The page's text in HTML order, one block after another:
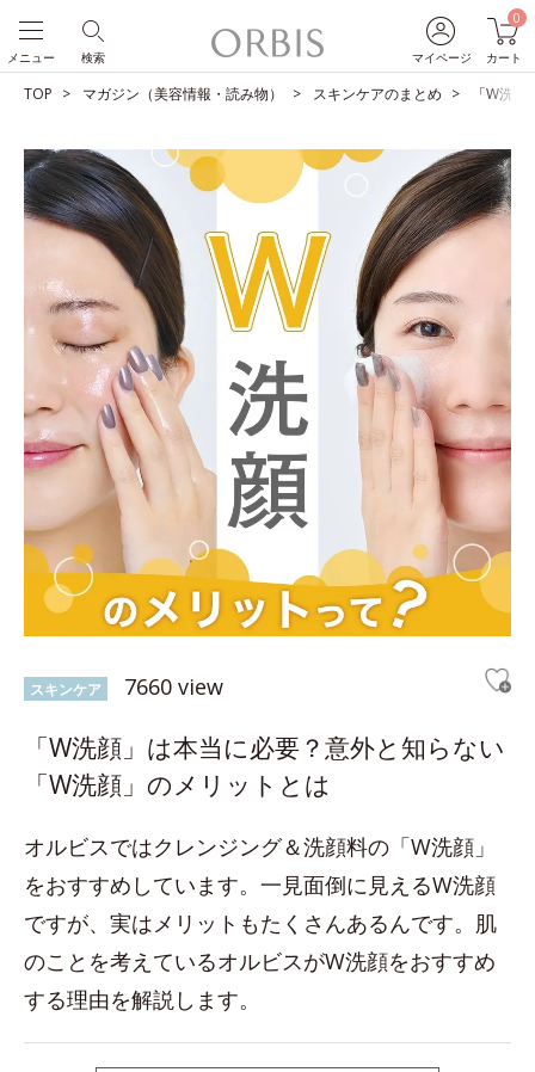
マイページ
0
カート
検索
メニュー
TOP マガジン（美容情報・読み物） スキンケアのまとめ 「W洗
スキンケア 7660 view
「W洗顔」は本当に必要？意外と知らない
「W洗顔」のメリットとは
オルビスではクレンジング＆洗顔料の「W洗顔」
をおすすめしています。一見面倒に見えるW洗顔
ですが、実はメリットもたくさんあるんです。肌
のことを考えているオルビスがW洗顔をおすすめ
する理由を解説します。